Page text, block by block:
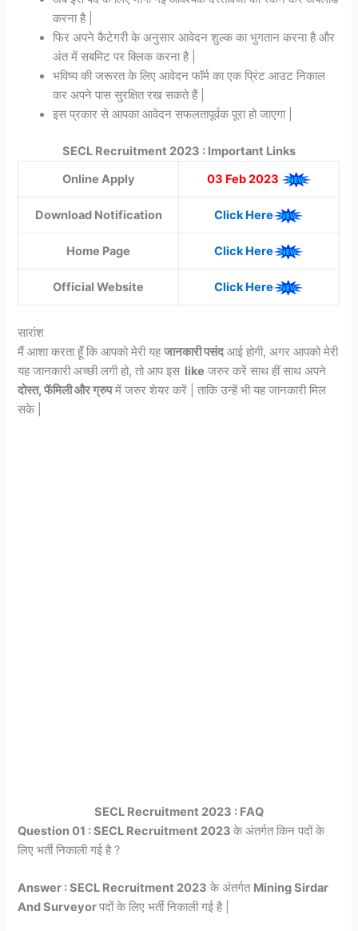
करना है |
फिर अपने कैटेगरी के अनुसार आवेदन शुल्क का भुगतान करना है और
अंत में सबमिट पर क्लिक करना है |
भविष्य की जरूरत के लिए आवेदन फॉर्म का एक प्रिंट आउट निकाल
कर अपने पास सुरक्षित रख सकते हैं |
इस प्रकार से आपका आवेदन सफलतापूर्वक पूरा हो जाएगा |
SECL Recruitment 2023 : Important Links
Online Apply
03 Feb 2023
Download Notification Click Here
Home Page Click Here
Official Website Click Here
सारांश
मैं आशा करता हूँ कि आपको मेरी यहजानकारी पसंदआई होगी, अगर आपको मेरी
यह जानकारी अच्छी लगी हो, तो आप इस like जरुर करें साथ हीं साथ अपने
दोस्त, फॅमिली और ग्रुपमें जरुर शेयर करें | ताकि उन्हें भी यह जानकारी मिल
सके |
SECL Recruitment 2023 : FAQ
Question 01 : SECL Recruitment 2023के अंतर्गत किन पदों के
लिए भर्ती निकाली गई है ?
Answer : SECL Recruitment 2023 के अंतर्गत Mining Sirdar
And Surveyorपदों के लिए भर्ती निकाली गई है |